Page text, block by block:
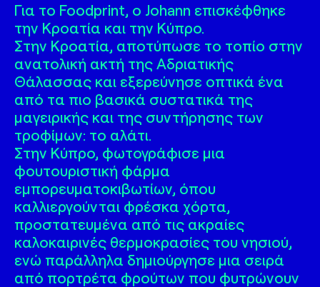
Για το Foodprint, ο Johann επισκέφθηκε
την Κροατία και την Κύπρο.
Στην Κροατία, αποτύπωσε το τοπίο στην
ανατολική ακτή της Αδριατικής
Θάλασσας και εξερεύνησε οπτικά ένα
από τα πιο βασικά συστατικά της
μαγειρικής και της συντήρησης των
τροφίμων: το αλάτι.
Στην Κύπρο, φωτογράφισε μια
φουτουριστική φάρμα
εμπορευματοκιβωτίων, όπου
καλλιεργούνται φρέσκα χόρτα,
προστατευμένα από τις ακραίες
καλοκαιρινές θερμοκρασίες του νησιού,
ενώ παράλληλα δημιούργησε μια σειρά
από πορτρέτα φρούτων που φυτρώνουν